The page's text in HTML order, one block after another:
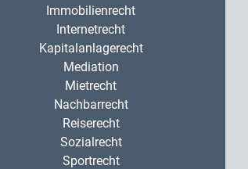
Immobilienrecht
Internetrecht
Kapitalanlagerecht
Mediation
Mietrecht
Nachbarrecht
Reiserecht
Sozialrecht
Sportrecht